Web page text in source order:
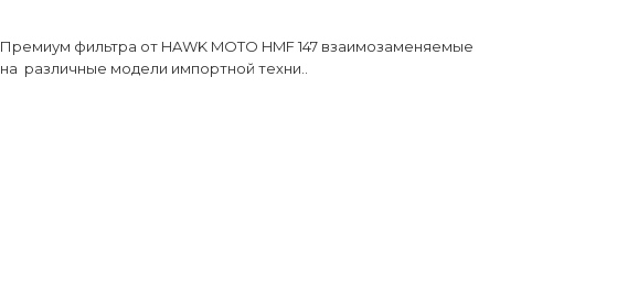
Премиум фильтра от HAWK MOTO HMF 147 взаимозаменяемые
на различные модели импортной техни..